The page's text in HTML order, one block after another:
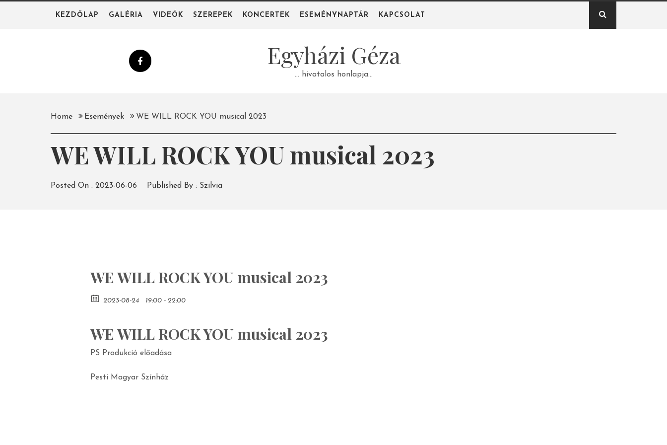
KEZDŐLAP GALÉRIA VIDEÓK SZEREPEK KONCERTEK ESEMÉNYNAPTÁR KAPCSOLAT
Egyházi Géza
… hivatalos honlapja…
Home Események WE WILL ROCK YOU musical 2023
WE WILL ROCK YOU musical 2023
Posted On : 2023-06-06 Published By : Szilvia
WE WILL ROCK YOU musical 2023
2023-08-24 19:00 - 22:00
WE WILL ROCK YOU musical 2023
PS Produkció előadása
Pesti Magyar Színház